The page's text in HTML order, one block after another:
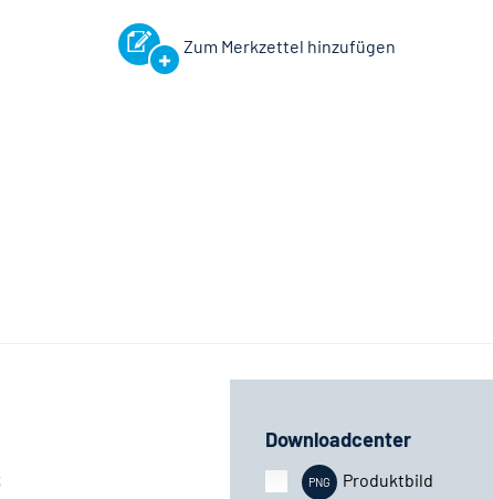
Zum Merkzettel hinzufügen
Downloadcenter
Produktbild